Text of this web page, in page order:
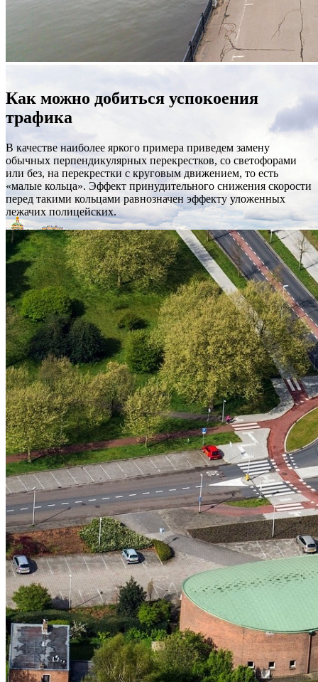
Как можно добиться успокоения
трафика
В качестве наиболее яркого примера приведем замену
обычных перпендикулярных перекрестков, со светофорами
или без, на перекрестки с круговым движением, то есть
«малые кольца». Эффект принудительного снижения скорости
перед такими кольцами равнозначен эффекту уложенных
лежачих полицейских.